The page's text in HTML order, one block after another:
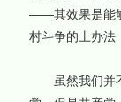
——其效果是能
村斗争的土办法
虽然我们并不